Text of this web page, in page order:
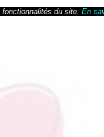
du site. En